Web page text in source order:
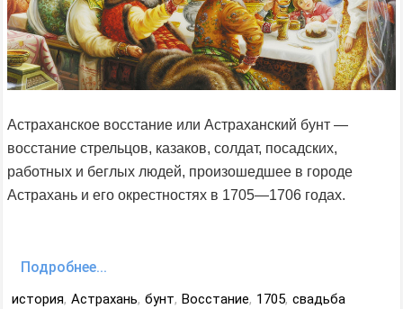
Астраханское восстание или Астраханский бунт —
восстание стрельцов, казаков, солдат, посадских,
работных и беглых людей, произошедшее в городе
Астрахань и его окрестностях в 1705—1706 годах.
Подробнее...
история, Астрахань, бунт, Восстание, 1705, свадьба